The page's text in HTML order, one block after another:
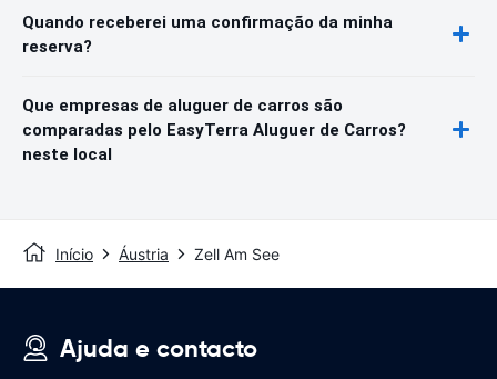
Quando receberei uma confirmação da minha
reserva?
Que empresas de aluguer de carros são
comparadas pelo EasyTerra Aluguer de Carros?
neste local
Início Áustria Zell Am See
Ajuda e contacto